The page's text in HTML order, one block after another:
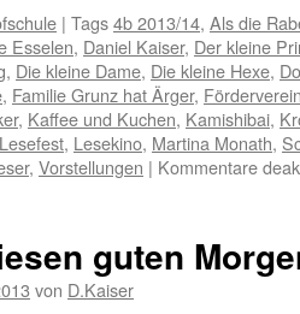
| Tags4b 2013/14, Als die
Esselen, Daniel Kaiser, Der kleine
, Die kleine Dame, Die kleine Hexe,
, Familie Grunz hat Ärger,
, Kaffee und Kuchen, Kamishibai,
Lesefest, Lesekino, Martina Monath,
, Vorstellungen | Kommentare
guten
von D.Kaiser